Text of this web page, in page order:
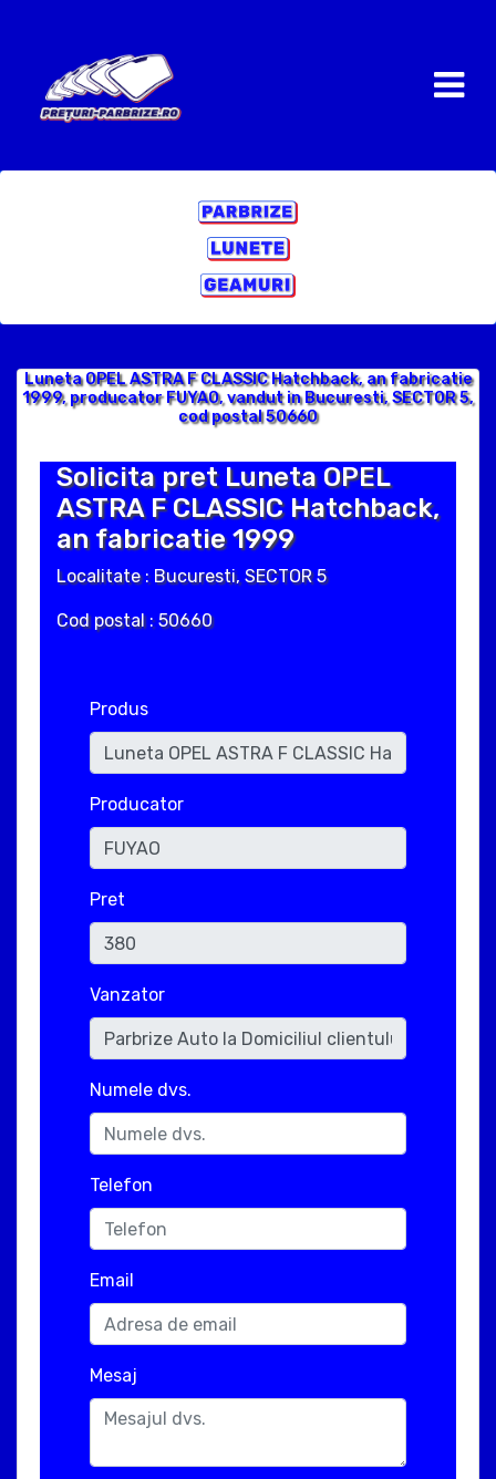
Luneta OPEL ASTRA F CLASSIC Hatchback, an fabricatie
1999, producator FUYAO, vandut in Bucuresti, SECTOR 5,
cod postal 50660
Solicita pret Luneta OPEL
ASTRA F CLASSIC Hatchback,
an fabricatie 1999
Localitate : Bucuresti, SECTOR 5
Cod postal : 50660
Produs
Producator
Pret
Vanzator
Numele dvs.
Telefon
Email
Mesaj